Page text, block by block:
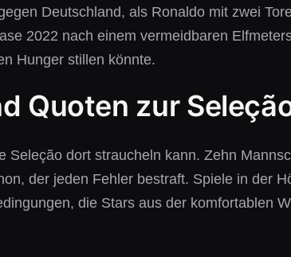
Deutschland, als Ronaldo mit zwei
2022 nach einem vermeidbaren
Hunger stillen könnte.
Quoten zur
dort straucheln kann. Zehn
der jeden Fehler bestraft. Spiele in der
die Stars aus der komfortablen